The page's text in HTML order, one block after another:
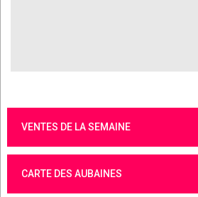
VENTES DE LA SEMAINE
CARTE DES AUBAINES